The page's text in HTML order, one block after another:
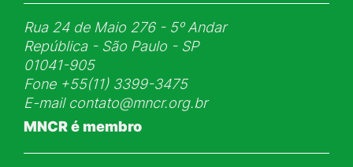
Rua 24 de Maio 276 - 5ᵒ Andar
República - São Paulo - SP
01041-905
Fone+55(11) 3399-3475
E-mail contato@mncr.org.br
MNCR é membro